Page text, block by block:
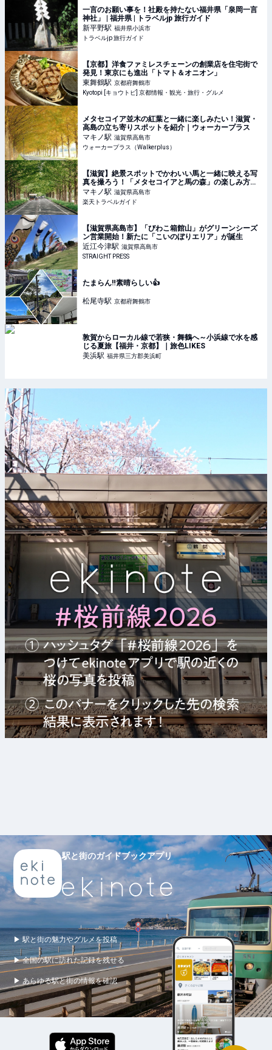
一言のお願い事を！社殿を持たない福井県「泉岡一言
神社」 | 福井県 | トラベルjp 旅行ガイド
新平野駅 福井県小浜市
トラベルjp 旅行ガイド
【京都】洋食ファミレスチェーンの創業店を住宅街で
発見！東京にも進出「トマト＆オニオン」
東舞鶴駅 京都府舞鶴市
Kyotopi [キョウトピ] 京都情報・観光・旅行・グルメ
メタセコイア並木の紅葉と一緒に楽しみたい！滋賀・
高島の立ち寄りスポットを紹介｜ウォーカープラス
マキノ駅 滋賀県高島市
ウォーカープラス（Walkerplus）
【滋賀】絶景スポットでかわいい馬と一緒に映える写
真を撮ろう！「メタセコイアと馬の森」の楽しみ方ガ
イド 【楽天トラベル】
マキノ駅 滋賀県高島市
楽天トラベルガイド
【滋賀県高島市】「びわこ箱館山」がグリーンシーズ
ン営業開始！新たに「こいのぼりエリア」が誕生
近江今津駅 滋賀県高島市
STRAIGHT PRESS
たまらん‼️素晴らしい👍
松尾寺駅 京都府舞鶴市
敦賀からローカル線で若狭・舞鶴へ～小浜線で水を感
じる夏旅【福井・京都】｜旅色LIKES
美浜駅 福井県三方郡美浜町
駅と街のガイドブックアプリ
▶ 駅と街の魅力やグルメを投稿
▶ 全国の駅に訪れた記録を残せる
▶ あらゆる駅と街の情報を確認